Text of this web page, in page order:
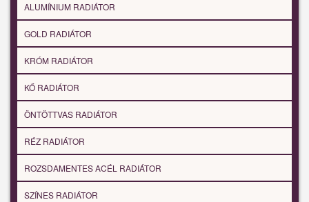
ALUMÍNIUM RADIÁTOR
GOLD RADIÁTOR
KRÓM RADIÁTOR
KŐ RADIÁTOR
ÖNTÖTTVAS RADIÁTOR
RÉZ RADIÁTOR
ROZSDAMENTES ACÉL RADIÁTOR
SZÍNES RADIÁTOR